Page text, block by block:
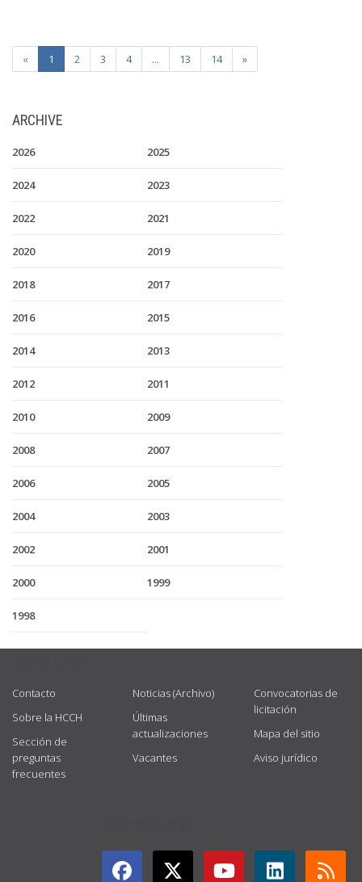
« 1 2 3 4 ... 13 14 »
ARCHIVE
2026 2025
2024 2023
2022 2021
2020 2019
2018 2017
2016 2015
2014 2013
2012 2011
2010 2009
2008 2007
2006 2005
2004 2003
2002 2001
2000 1999
1998
Contacto
Sobre la HCCH
Sección de
preguntas
frecuentes
Noticias (Archivo)
Últimas
actualizaciones
Vacantes
Convocatorias de
licitación
Mapa del sitio
Aviso jurídico